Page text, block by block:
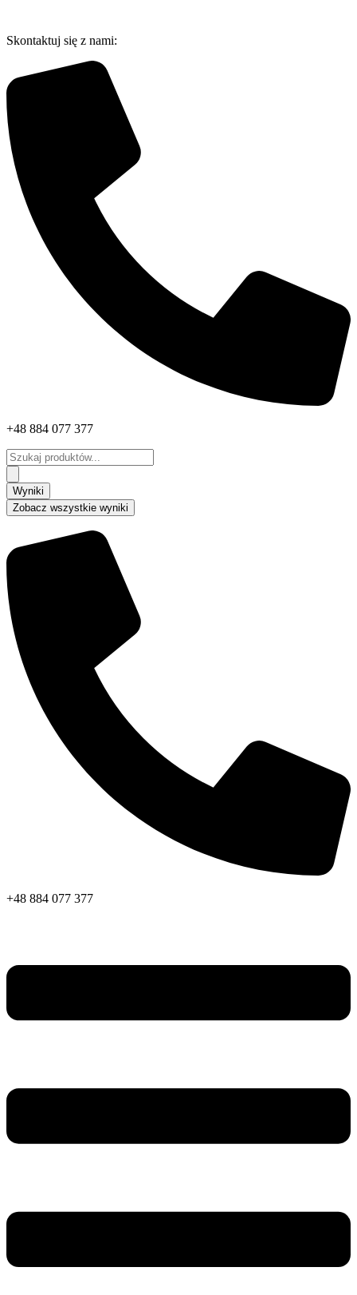
treści
Skontaktuj się z nami:
+48 884 077 377
Search
...
Wyniki
Zobacz wszystkie wyniki
+48 884 077 377